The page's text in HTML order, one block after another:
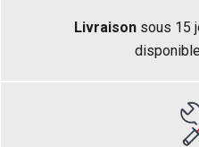
Livraison sous 15